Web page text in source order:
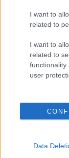
I want to
related to
I want to
related to
functionality
user
Data